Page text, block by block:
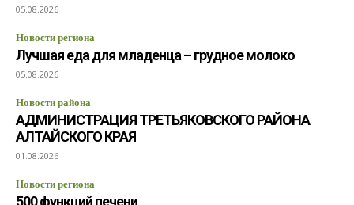
05.08.2026
Новости региона
Лучшая еда для младенца – грудное молоко
05.08.2026
Новости района
АДМИНИСТРАЦИЯ ТРЕТЬЯКОВСКОГО РАЙОНА
АЛТАЙСКОГО КРАЯ
01.08.2026
Новости региона
500 функций печени